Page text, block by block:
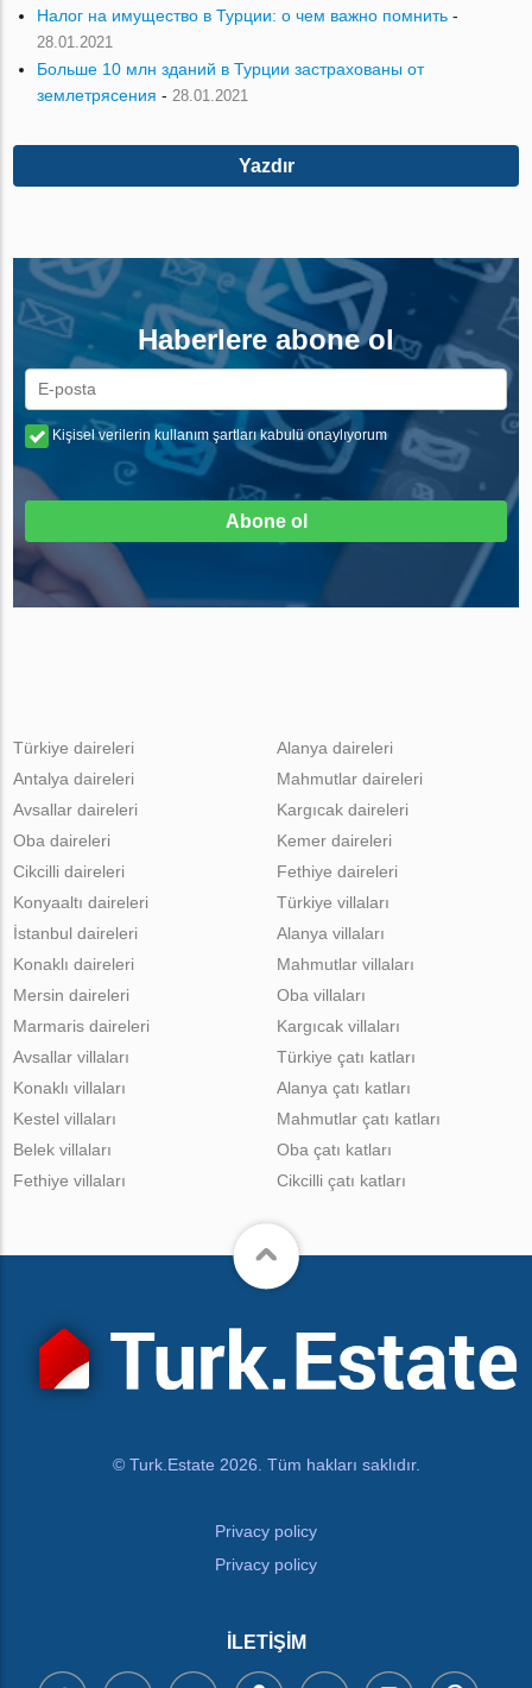
Налог на имущество в Турции: о чем важно помнить -
28.01.2021
Больше 10 млн зданий в Турции застрахованы от
землетрясения - 28.01.2021
Yazdır
Haberlere abone ol
Kişisel verilerin kullanım şartları kabulü onaylıyorum
Abone ol
Türkiye daireleri
Antalya daireleri
Avsallar daireleri
Oba daireleri
Cikcilli daireleri
Alanya daireleri
Mahmutlar daireleri
Kargıcak daireleri
Kemer daireleri
Fethiye daireleri
Konyaaltı daireleri
İstanbul daireleri
Konaklı daireleri
Mersin daireleri
Marmaris daireleri
Türkiye villaları
Alanya villaları
Mahmutlar villaları
Oba villaları
Kargıcak villaları
Avsallar villaları
Konaklı villaları
Kestel villaları
Belek villaları
Fethiye villaları
Türkiye çatı katları
Alanya çatı katları
Mahmutlar çatı katları
Oba çatı katları
Cikcilli çatı katları
© Turk.Estate 2026. Tüm hakları saklıdır.
Privacy policy
Privacy policy
İLETIŞIM